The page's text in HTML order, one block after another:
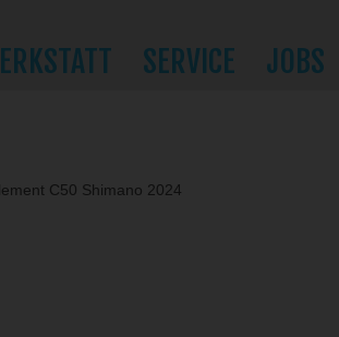
SERVICE JOBS
C50 Shimano 2024